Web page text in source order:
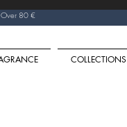
80 €
COLLECTIONS